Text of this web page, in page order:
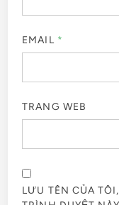
EMAIL *
TRANG WEB
LƯU TÊN CỦA